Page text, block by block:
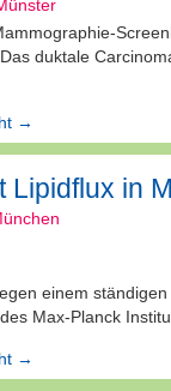
duktale
→
Lipidflux in
einem
Max-Planck
→